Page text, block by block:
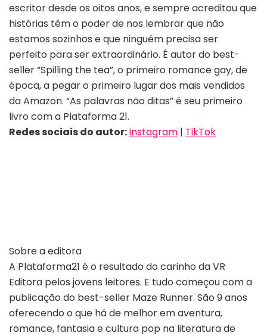
escritor desde os oitos anos, e sempre acreditou que
histórias têm o poder de nos lembrar que não
estamos sozinhos e que ninguém precisa ser
perfeito para ser extraordinário. É autor do best-
seller “Spilling the tea”, o primeiro romance gay, de
época, a pegar o primeiro lugar dos mais vendidos
da Amazon. “As palavras não ditas” é seu primeiro
livro com a Plataforma 21.
Redes sociais do autor:Instagram | TikTok
Sobre a editora
A Plataforma21 é o resultado do carinho da VR
Editora pelos jovens leitores. E tudo começou com a
publicação do best-seller Maze Runner. São 9 anos
oferecendo o que há de melhor em aventura,
romance, fantasia e cultura pop na literatura de